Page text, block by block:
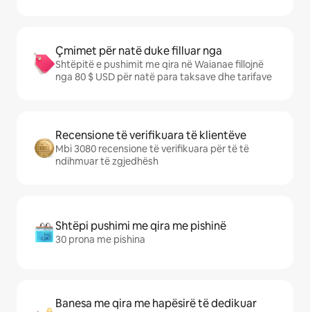
Çmimet për natë duke filluar nga
Shtëpitë e pushimit me qira në Waianae fillojnë
nga 80 $ USD për natë para taksave dhe tarifave
Recensione të verifikuara të klientëve
Mbi 3080 recensione të verifikuara për të të
ndihmuar të zgjedhësh
Shtëpi pushimi me qira me pishinë
30 prona me pishina
Banesa me qira me hapësirë të dedikuar